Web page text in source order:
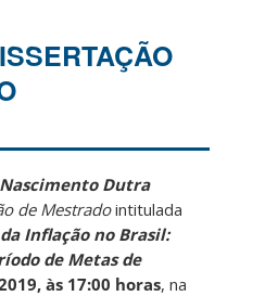
Dutra
de Mestradointitulada
Inflação no Brasil:
de Metas de
, às 17:00 horas, na